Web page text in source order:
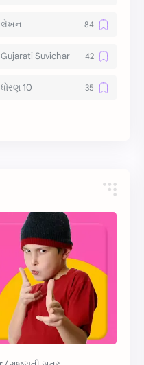
લેખન
Gujarati Suvichar
ધોરણ 10
Gujarati Vyakaran
આરતી
શુભેચ્છા સંદેશ
ગુજરાતી શબ્દો
માહિતી